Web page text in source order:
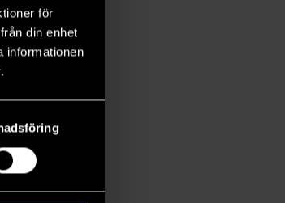
för
din enhet
informationen